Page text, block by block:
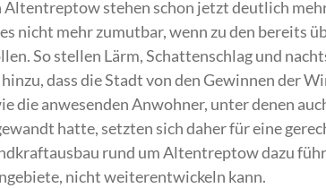
stehen schon jetzt deutlich
nicht mehr zumutbar, wenn zu den bereits
So stellen Lärm, Schattenschlag und
dass die Stadt von den Gewinnen der
die anwesenden Anwohner, unter denen
hatte, setzten sich daher für eine
rund um Altentreptow dazu
nicht weiterentwickeln kann.